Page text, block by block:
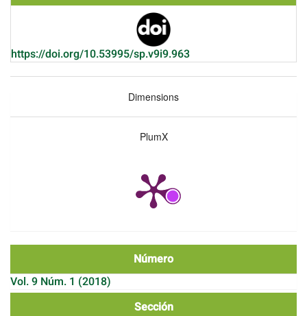
https://doi.org/10.53995/sp.v9i9.963
Dimensions
PlumX
Número
Vol. 9 Núm. 1 (2018)
Sección